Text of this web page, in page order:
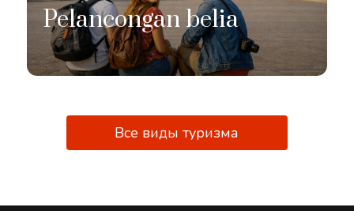
Pelancongan belia
Все виды туризма